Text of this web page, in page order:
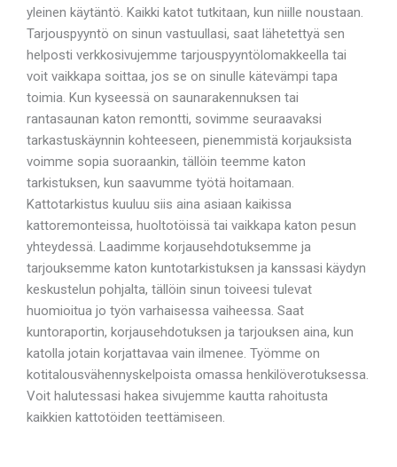
yleinen käytäntö. Kaikki katot tutkitaan, kun niille noustaan.
Tarjouspyyntö on sinun vastuullasi, saat lähetettyä sen
helposti verkkosivujemme tarjouspyyntölomakkeella tai
voit vaikkapa soittaa, jos se on sinulle kätevämpi tapa
toimia. Kun kyseessä on saunarakennuksen tai
rantasaunan katon remontti, sovimme seuraavaksi
tarkastuskäynnin kohteeseen, pienemmistä korjauksista
voimme sopia suoraankin, tällöin teemme katon
tarkistuksen, kun saavumme työtä hoitamaan.
Kattotarkistus kuuluu siis aina asiaan kaikissa
kattoremonteissa, huoltotöissä tai vaikkapa katon pesun
yhteydessä. Laadimme korjausehdotuksemme ja
tarjouksemme katon kuntotarkistuksen ja kanssasi käydyn
keskustelun pohjalta, tällöin sinun toiveesi tulevat
huomioitua jo työn varhaisessa vaiheessa. Saat
kuntoraportin, korjausehdotuksen ja tarjouksen aina, kun
katolla jotain korjattavaa vain ilmenee. Työmme on
kotitalousvähennyskelpoista omassa henkilöverotuksessa.
Voit halutessasi hakea sivujemme kautta rahoitusta
kaikkien kattotöiden teettämiseen.